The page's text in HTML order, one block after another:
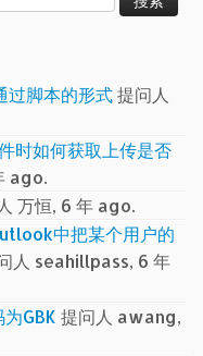
过脚本的形式提问人
时如何获取上传是否
ago.
万恒, 6 年 ago.
中把某个用户的
人 seahillpass, 6 年
GBK 提问人 awang,